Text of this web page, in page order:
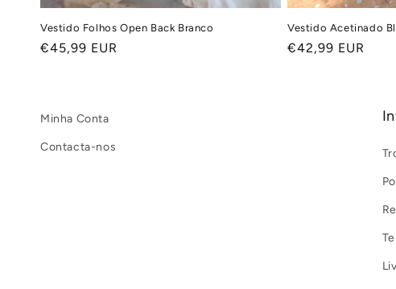
Vestido Folhos Open Back Branco
Preço
€45,99 EUR
Vestido Acetinado
Preço
€42,99 EUR
Minha Conta
Contacta-nos